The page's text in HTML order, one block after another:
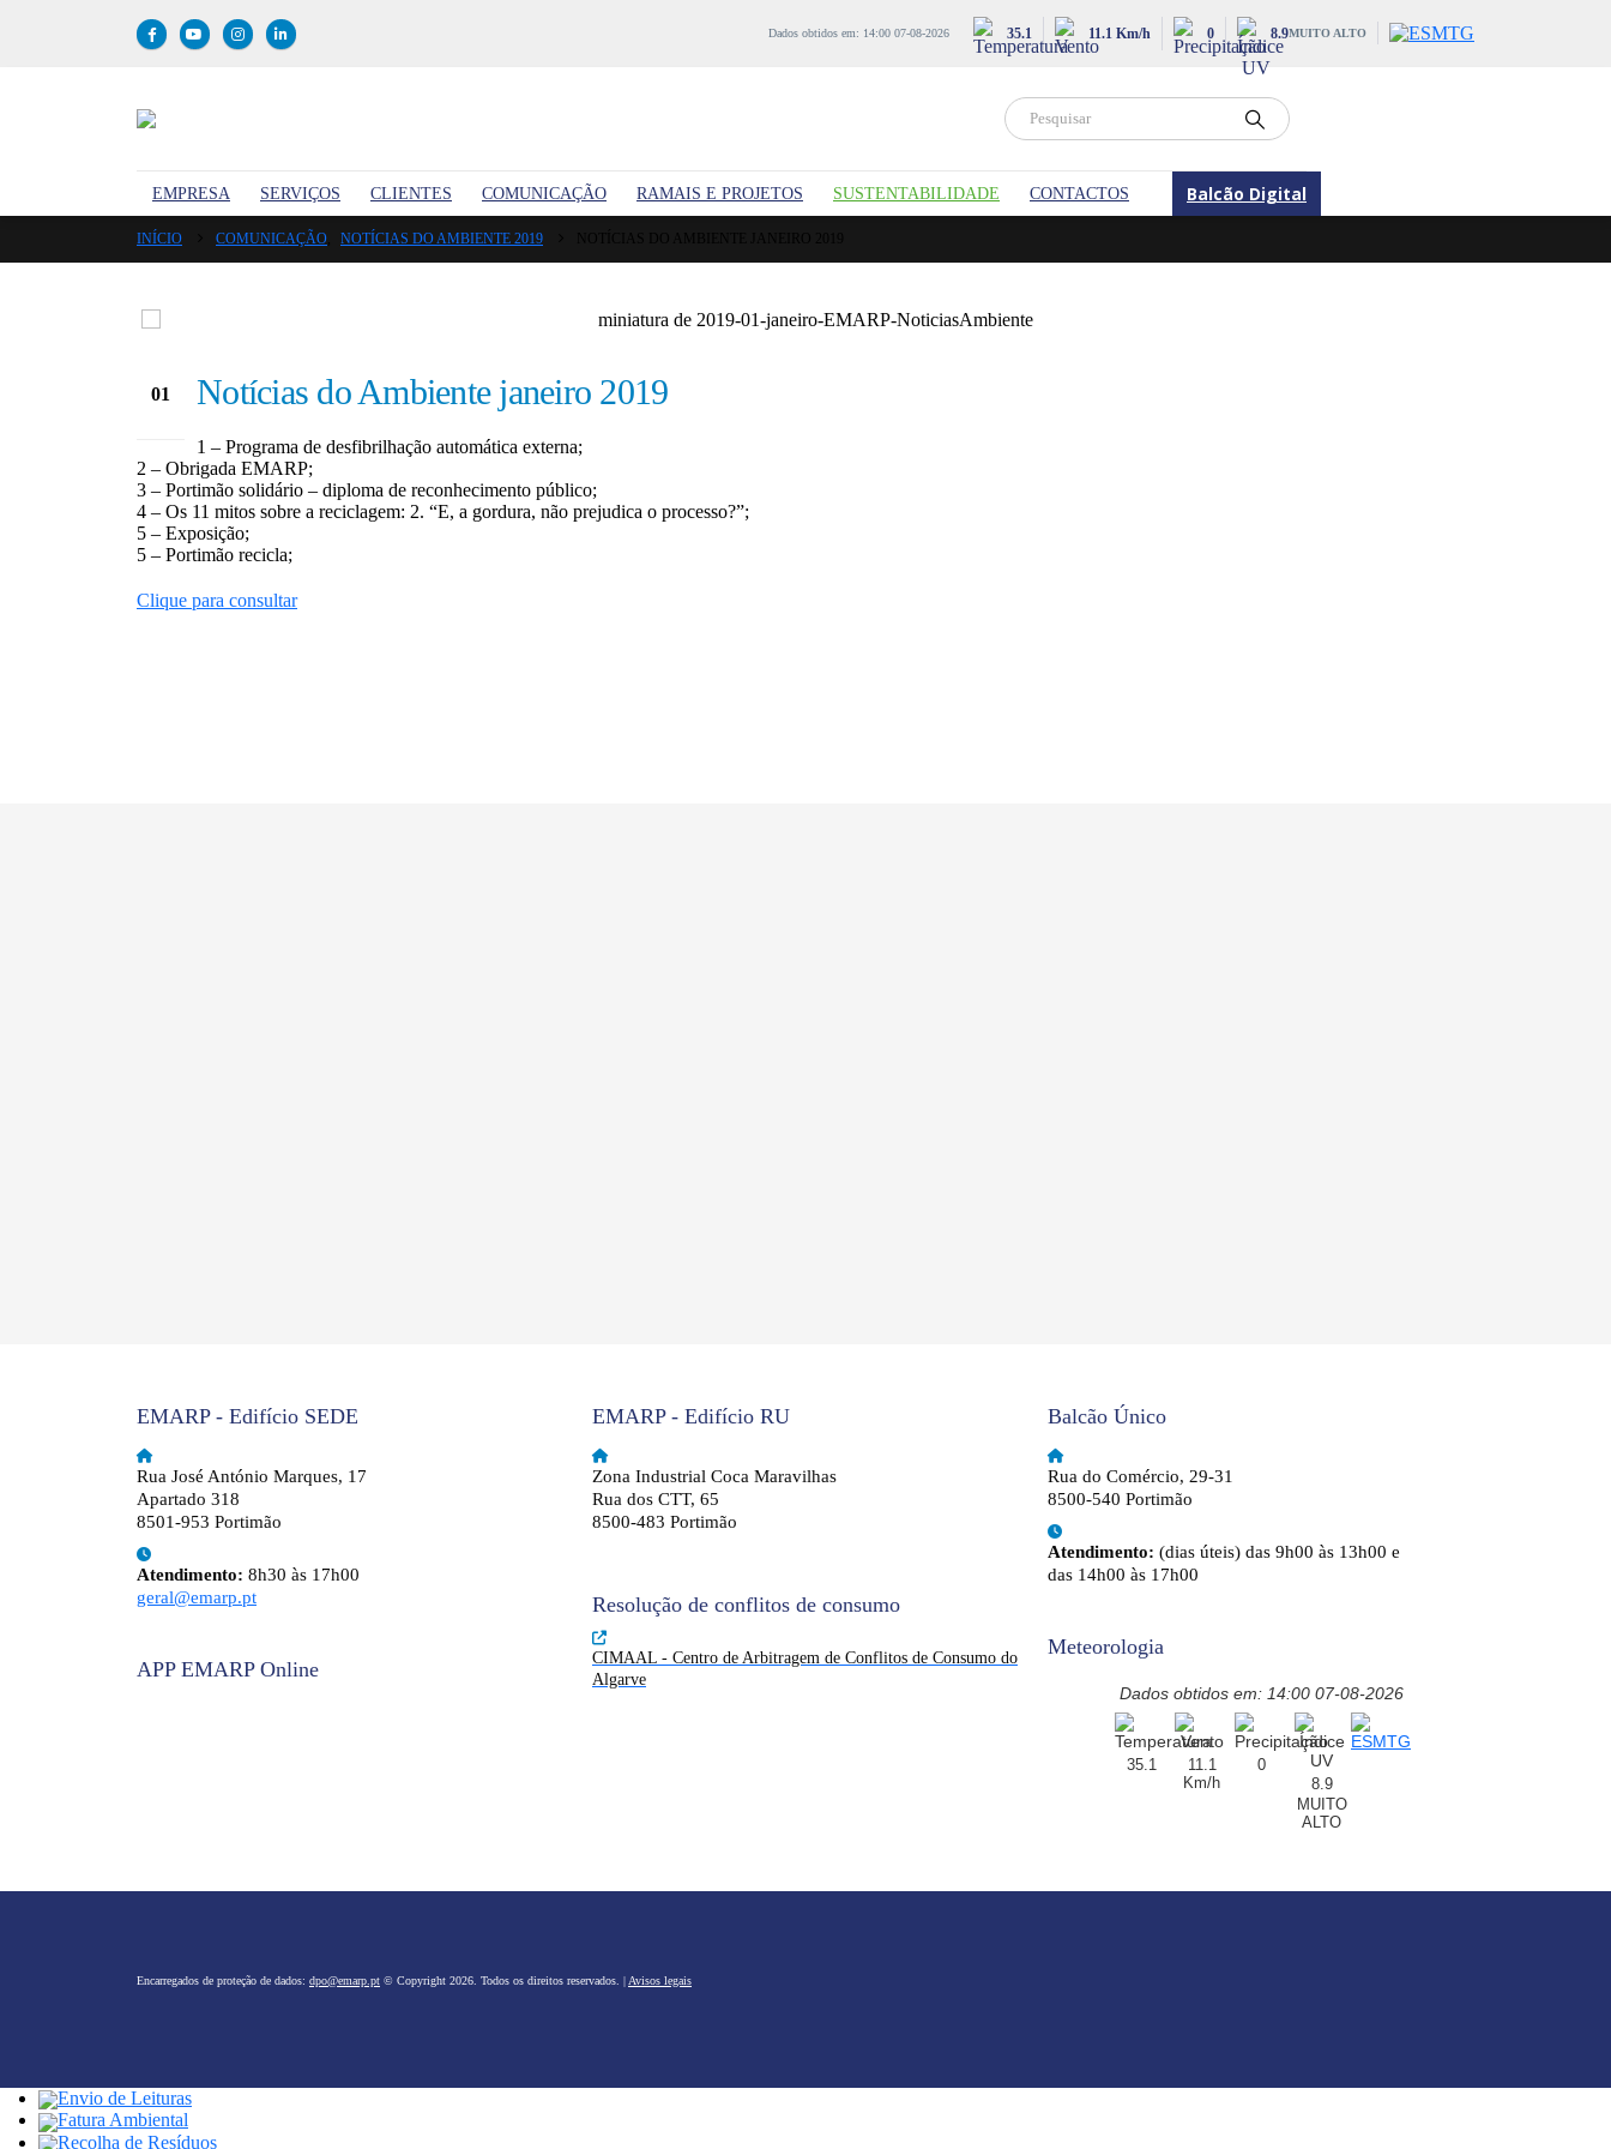
Dados obtidos em: 14:00 07-08-2026 35.1 11.1 Km/h 0 8.9MUITO ALTO
EMPRESA SERVIÇOS CLIENTES COMUNICAÇÃO RAMAIS E PROJETOS SUSTENTABILIDADE CONTACTOS Balcão Digital
INÍCIO COMUNICAÇÃO NOTÍCIAS DO AMBIENTE 2019
01 Notícias do Ambiente janeiro 2019
1 – Programa de desfibrilhação automática externa;
2 – Obrigada EMARP;
3 – Portimão solidário – diploma de reconhecimento público;
4 – Os 11 mitos sobre a reciclagem: 2. “E, a gordura, não prejudica o processo?”;
5 – Exposição;
5 – Portimão recicla;
Clique para consultar
EMARP - Edifício SEDE
Rua José António Marques, 17
Apartado 318
8501-953 Portimão
Atendimento: 8h30 às 17h00
geral@emarp.pt
APP EMARP Online
EMARP - Edifício RU
Zona Industrial Coca Maravilhas
Rua dos CTT, 65
8500-483 Portimão
Resolução de conflitos de consumo
CIMAAL - Centro de Arbitragem de Conflitos de Consumo do
Algarve
Balcão Único
Rua do Comércio, 29-31
8500-540 Portimão
Atendimento: (dias úteis) das 9h00 às 13h00 e
das 14h00 às 17h00
Meteorologia
Dados obtidos em: 14:00 07-08-2026
35.1
11.1
Km/h
0
8.9
MUITO
ALTO
Encarregados de proteção de dados: dpo@emarp.pt © Copyright 2026. Todos os direitos reservados. | Avisos legais
Envio de Leituras
Fatura Ambiental
Recolha de Resíduos